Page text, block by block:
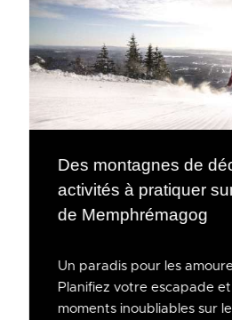
Des montagnes de
activités à pratiquer
de Memphrémagog
Un paradis pour les
Planifiez votre escapade
moments inoubliables sur